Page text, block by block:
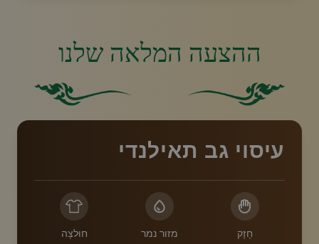
ההצעה המלאה שלנו
עיסוי גב תאילנדי
חָזָק מזור נמר חוּלצָה